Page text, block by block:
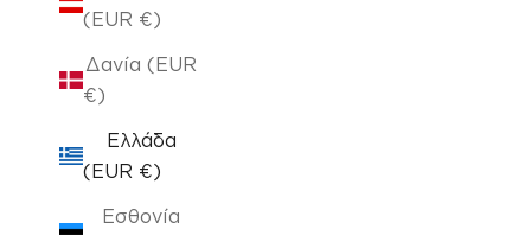
(EUR €)
Δανία (EUR
€)
Ελλάδα
(EUR €)
Εσθονία